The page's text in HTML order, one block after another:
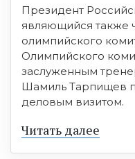
Президент
являющийся также
олимпийского
Олимпийского
заслуженным
Шамиль Тарпищев
деловым визитом.
Читать далее